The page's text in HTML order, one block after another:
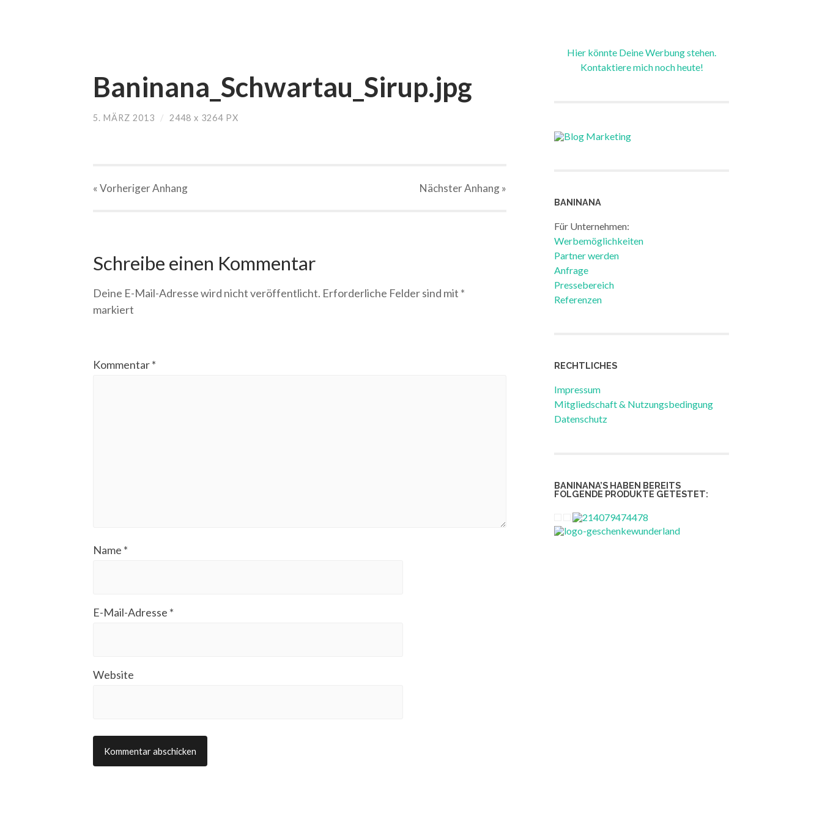
Baninana_Schwartau_Sirup.jpg
5. MÄRZ 2013 / 2448 x 3264 PX
« VorherigerAnhang NächsterAnhang»
Schreibe einen Kommentar
Deine E-Mail-Adresse wird nicht veröffentlicht. Erforderliche Felder sind mit *
markiert
Kommentar*
Name *
E-Mail-Adresse *
Website
Hier könnte Deine Werbung stehen.
Kontaktiere mich noch heute!
BANINANA
Für Unternehmen:
Werbemöglichkeiten
Partner werden
Anfrage
Pressebereich
Referenzen
RECHTLICHES
Impressum
Mitgliedschaft & Nutzungsbedingung
Datenschutz
BANINANA’S HABEN BEREITS
FOLGENDE PRODUKTE GETESTET: